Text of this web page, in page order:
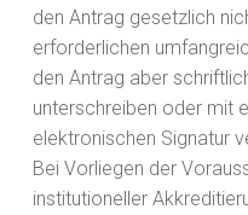
den Antrag gesetzlich
erforderlichen
den Antrag aber
unterschreiben oder mit
elektronischen Signatur
Bei Vorliegen der
institutioneller